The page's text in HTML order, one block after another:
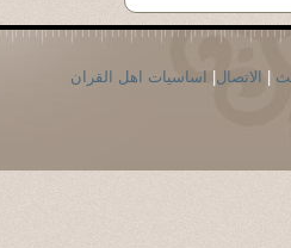
| الاتصال| اساسيات اهل القران